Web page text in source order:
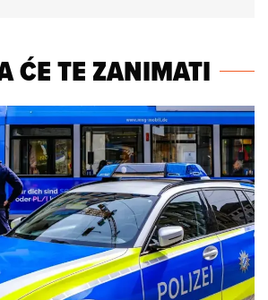
ĆE TE ZANIMATI